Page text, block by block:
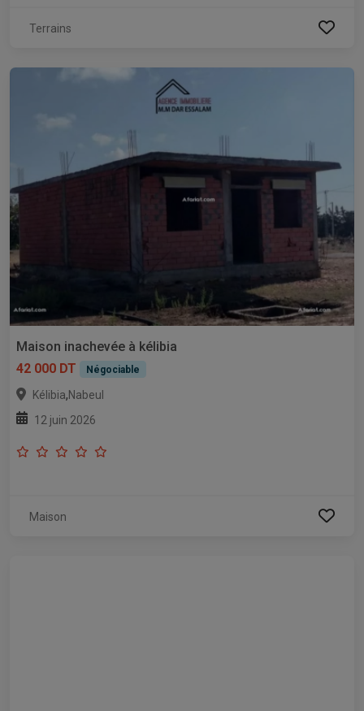
Terrains
Maison inachevée à kélibia
42 000 DT
Négociable
Kélibia,Nabeul
12 juin 2026
Maison